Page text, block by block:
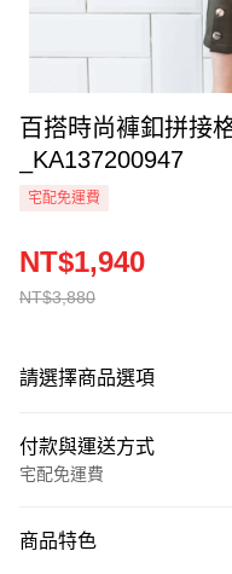
百搭時尚褲釦拼接
_KA137200947
宅配免運費
NT$3,880
NT$1,940
請選擇商品選項
付款與運送方式
宅配免運費
信用卡一次付款
商品特色